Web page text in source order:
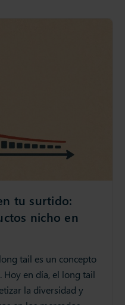
tu surtido:
nicho en
tail es un concepto
Hoy en día, el long tail
la diversidad y